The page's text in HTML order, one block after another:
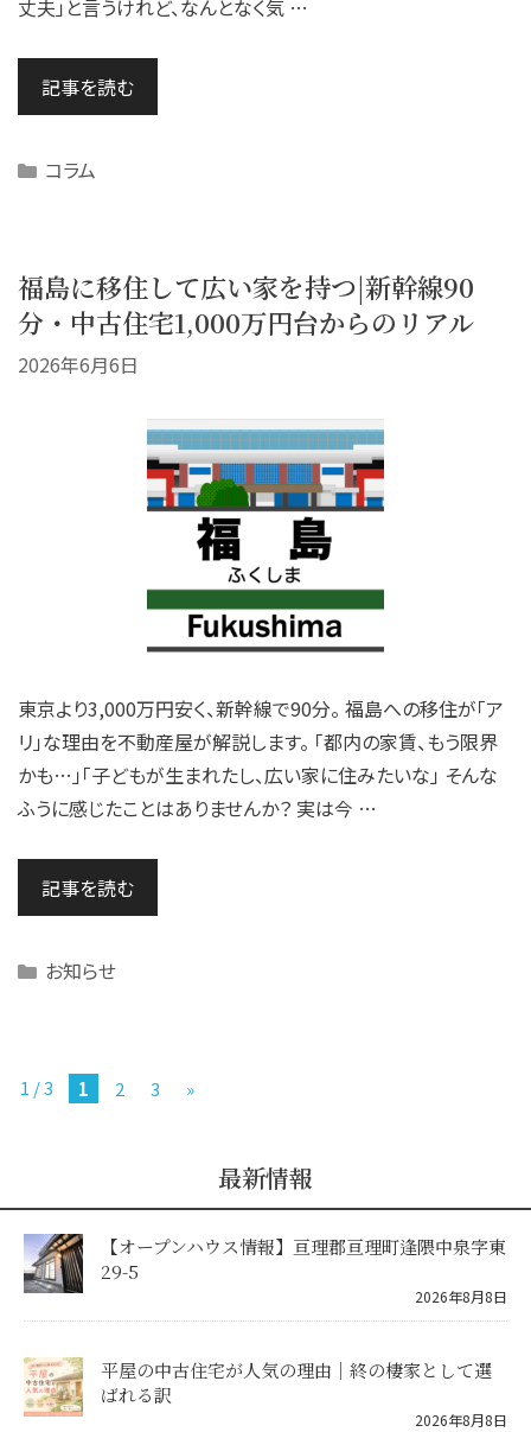
丈夫」と言うけれど、なんとなく気 …
記事を読む
Categories
コラム
福島に移住して広い家を持つ|新幹線90
分・中古住宅1,000万円台からのリアル
2026年6月6日
東京より3,000万円安く、新幹線で90分。 福島への移住が「ア
リ」な理由を不動産屋が解説します。 「都内の家賃、もう限界
かも…」「子どもが生まれたし、広い家に住みたいな」 そんな
ふうに感じたことはありませんか？ 実は今 …
記事を読む
Categories
お知らせ
1 / 3 1 2 3 »
最新情報
【オープンハウス情報】亘理郡亘理町逢隈中泉字東
29-5
2026年8月8日
平屋の中古住宅が人気の理由｜終の棲家として選
ばれる訳
2026年8月8日